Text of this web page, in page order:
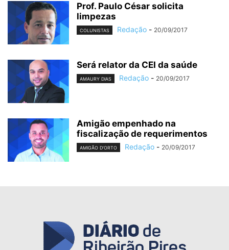
Prof. Paulo César solicita
limpezas
COLUNISTAS Redação - 20/09/2017
Será relator da CEI da saúde
AMAURY DIAS Redação - 20/09/2017
Amigão empenhado na
fiscalização de requerimentos
AMIGÃO D'ORTO Redação - 20/09/2017